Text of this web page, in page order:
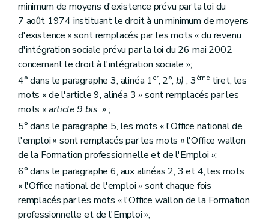
Art. 71
Art. 72
Chapitre XIII Loi-programme (I) du 24 décembre 2002
Art. 73
Art. 74
Chapitre XIV Loi du 23 décembre 2005 relative au pacte de solidarité entre les générations
Art. 75
Chapitre XV Dispositions transitoires
Art. 76
Art. 77
Chapitre XVI Dispositions abrogatoires et finales
Art. 78
Art. 79
Art. 80
Art. 81
Art. 82
minimum de moyens d'existence prévu par la loi du
7 août 1974 instituant le droit à un minimum de moyens
d'existence » sont remplacés par les mots « du revenu
d'intégration sociale prévu par la loi du 26 mai 2002
concernant le droit à l'intégration sociale »;
4° dans le paragraphe 3, alinéa 1er, 2°, b) , 3ème tiret, les
mots « de l'article 9, alinéa 3 » sont remplacés par les
mots « article 9 bis »;
5° dans le paragraphe 5, les mots « l'Office national de
l'emploi » sont remplacés par les mots « l'Office wallon
de la Formation professionnelle et de l'Emploi »;
6° dans le paragraphe 6, aux alinéas 2, 3 et 4, les mots
« l'Office national de l'emploi » sont chaque fois
remplacés par les mots « l'Office wallon de la Formation
professionnelle et de l'Emploi »;